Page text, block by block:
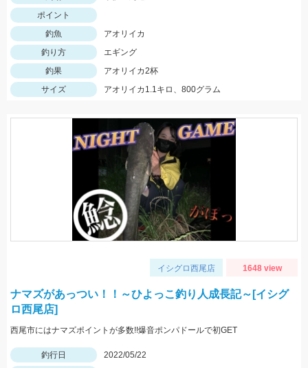
ポイント
釣魚
アオリイカ
釣り方
エギング
釣果
アオリイカ2杯
サイズ
アオリイカ1.1キロ、800グラム
イシグロ西尾店 1648 view
ナマズがあっつい！！～ひよっこ釣り人成長記～[イシグ
ロ西尾店]
西尾市にはナマズポイントが多数!!爆音ポンパドールで初GET
釣行日
2022/05/22